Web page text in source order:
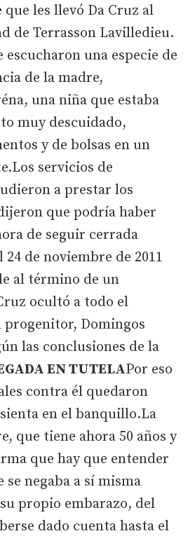
les llevó Da Cruz al
de Terrasson Lavilledieu.
una especie de
de la madre,
una niña que estaba
muy descuidado,
y de bolsas en un
servicios de
a prestar los
que podría haber
de seguir cerrada
de noviembre de 2011
al término de un
ocultó a todo el
Domingos
las conclusiones de la
EN TUTELAPor eso
contra él quedaron
en el banquillo.La
que tiene ahora 50 años y
que hay que entender
negaba a sí misma
propio embarazo, del
dado cuenta hasta el